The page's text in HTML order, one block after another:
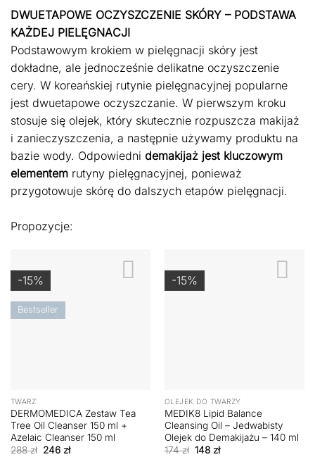
DWUETAPOWE OCZYSZCZENIE SKÓRY – PODSTAWA
KAŻDEJ PIELĘGNACJI
Podstawowym krokiem w pielęgnacji skóry jest
dokładne, ale jednocześnie delikatne oczyszczenie
cery. W koreańskiej rutynie pielęgnacyjnej popularne
jest dwuetapowe oczyszczanie. W pierwszym kroku
stosuje się olejek, który skutecznie rozpuszcza makijaż
i zanieczyszczenia, a następnie używamy produktu na
bazie wody. Odpowiedni demakijaż jest kluczowym
elementem rutyny pielęgnacyjnej, ponieważ
przygotowuje skórę do dalszych etapów pielęgnacji.
Propozycje:
-15%
Bestseller
TWARZ
DERMOMEDICA Zestaw Tea
Tree Oil Cleanser 150 ml +
Azelaic Cleanser 150 ml
288zł Pierwotna
246 złAktualna
-15%
OLEJEK DO TWARZY
MEDIK8 Lipid Balance
Cleansing Oil – Jedwabisty
Olejek do Demakijażu – 140 ml
174zł Pierwotna
148 złAktualna